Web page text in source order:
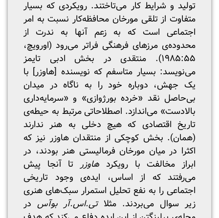
تولید و شرایط کار می‌تاختند. رویکردی که بسیار
متفاوت از تلقی مورخان محافظه‌کار نسبت به امر
اجتماعی است که به زعم آنها به ندرت از
محدوده‌ی مرزهای فرهنگی فراتر می‌رود (اورویچ،
۱۹۸۵:۵۵). منتقدی در بخش ادبی تایمز
می‌نویسد: بسیار متاسفم که نویسنده [هاوزر] با
یک جهش، دوباره خود را به ناگاه در میدان
بی‌حاصل نقد «خرده بورژوازی» و «سرمایه‌داری
بالادست» می‌اندازد. اصطلاحاتی مرتبط به حیطه‌ی
تاریخ اقتصادی که هیچ دخلی به هنر ندارند
(همان). بخش کوچکی از منتقدان هاوزر نیز که
اکثرا در میان مورخان فرمالیستی هنر بودند، در
ابراز مخالفت با رویکرد هاوزرتا آنجا پیش
می‌رفتند که از اساس، ایده‌ی وجود تاریخی
اجتماعی را به نفع تحلیل استمرار سبک‌های هنری
زیر سوال می‌بردند. مثلاتی.اس.آر بوآس در